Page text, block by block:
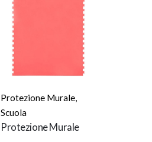
Protezione Murale,
Scuola
Protezione Murale